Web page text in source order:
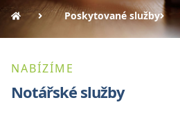
Poskytované služby
NABÍZÍME
Notářské služby